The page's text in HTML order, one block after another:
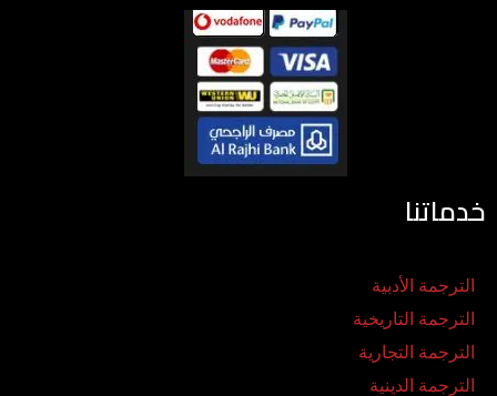
خدماتنا
الترجمة الأدبية
الترجمة التاريخية
الترجمة التجارية
الترجمة الدينية